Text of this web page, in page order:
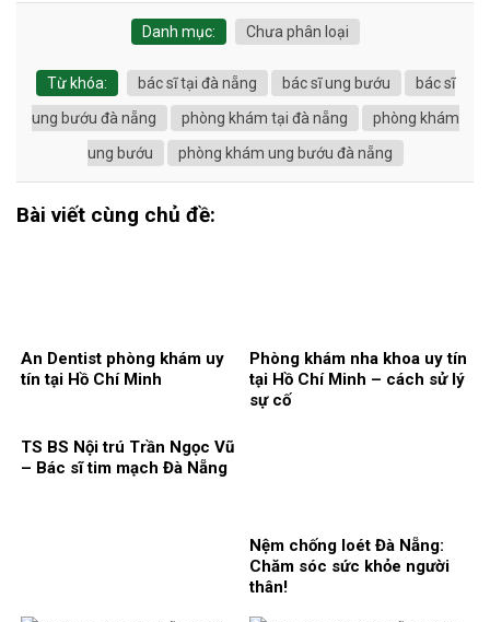
Danh mục: Chưa phân loại
Từ khóa: bác sĩ tại đà nẵng bác sĩ ung bướu
bác sĩ
ung bướu đà nẵng
phòng khám tại đà nẵng
phòng khám
ung bướu
phòng khám ung bướu đà nẵng
Bài viết cùng chủ đề:
An Dentist phòng khám uy
tín tại Hồ Chí Minh
Phòng khám nha khoa uy tín
tại Hồ Chí Minh – cách sử lý
sự cố
TS BS Nội trú Trần Ngọc Vũ
– Bác sĩ tim mạch Đà Nẵng
Nệm chống loét Đà Nẵng:
Chăm sóc sức khỏe người
thân!